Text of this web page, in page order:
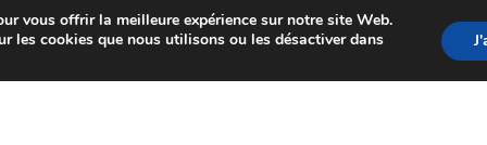
de 7 EUR Du lundi au
vous offrir la meilleure expérience sur notre site Web.
les cookies que nous utilisons ou les désactiver dans